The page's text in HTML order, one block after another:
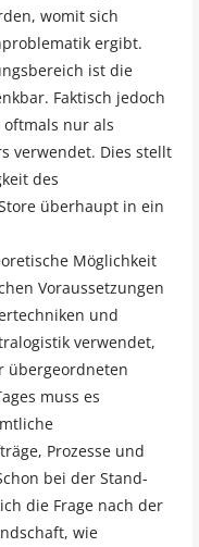
womit sich
ergibt.
ist die
Faktisch jedoch
nur als
verwendet. Dies stellt
des
überhaupt in ein
Möglichkeit
Voraussetzungen
und
verwendet,
übergeordneten
muss es
Prozesse und
bei der Stand-
die Frage nach der
wie